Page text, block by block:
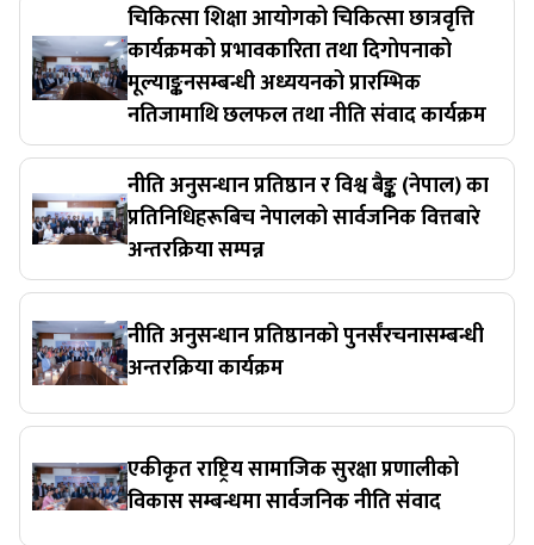
चिकित्सा शिक्षा आयोगको चिकित्सा छात्रवृत्ति
कार्यक्रमको प्रभावकारिता तथा दिगोपनाको
मूल्याङ्कनसम्बन्धी अध्ययनको प्रारम्भिक
नतिजामाथि छलफल तथा नीति संवाद कार्यक्रम
नीति अनुसन्धान प्रतिष्ठान र विश्व बैङ्क (नेपाल) का
प्रतिनिधिहरूबिच नेपालको सार्वजनिक वित्तबारे
अन्तरक्रिया सम्पन्न
नीति अनुसन्धान प्रतिष्ठानको पुनर्संरचनासम्बन्धी
अन्तरक्रिया कार्यक्रम
एकीकृत राष्ट्रिय सामाजिक सुरक्षा प्रणालीको
विकास सम्बन्धमा सार्वजनिक नीति संवाद